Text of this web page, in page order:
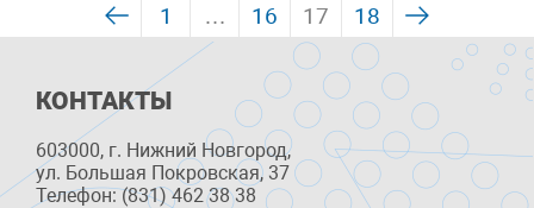
1 … 16 17 18
КОНТАКТЫ
603000, г. Нижний Новгород,
ул. Большая Покровская, 37
Телефон: (831) 462 38 38